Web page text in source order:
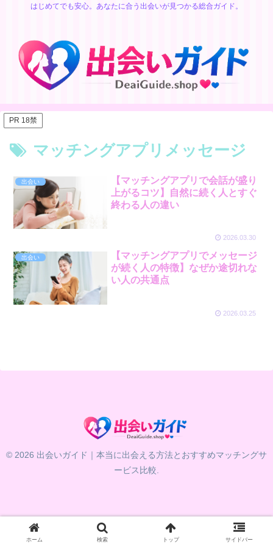
はじめてでも安心。あなたに合う出会いが見つかる総合ガイド。
PR 18禁
マッチングアプリメッセージ
出会い
【マッチングアプリで会話が盛り
上がるコツ】自然に続く人とすぐ
終わる人の違い
2026.03.30
出会い
【マッチングアプリでメッセージ
が続く人の特徴】なぜか途切れな
い人の共通点
2026.03.25
© 2026 出会いガイド｜本当に出会える方法とおすすめマッチングサ
ービス比較.
ホーム 検索 トップ サイドバー